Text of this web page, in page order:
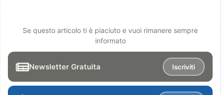
Se questo articolo ti è piaciuto e vuoi rimanere sempre
informato
Newsletter Gratuita Iscriviti